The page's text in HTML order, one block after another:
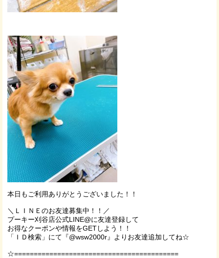
本日もご利用ありがとうございました！！
＼ＬＩＮＥのお友達募集中！！／
プーキー刈谷店公式LINE@に友達登録して
お得なクーポンや情報をGETしよう！！
「ＩＤ検索」にて『@wsw2000r』よりお友達追加してね☆
☆==========================================